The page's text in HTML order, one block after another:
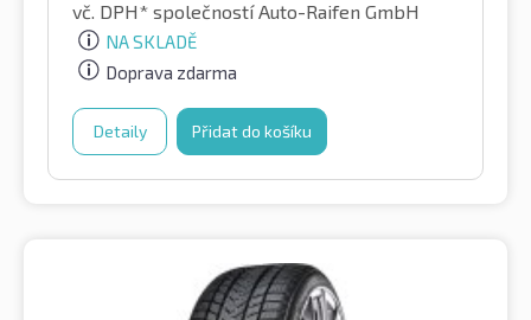
vč. DPH* společností Auto-Raifen GmbH
NA SKLADĚ
Doprava zdarma
Detaily Přidat do košíku